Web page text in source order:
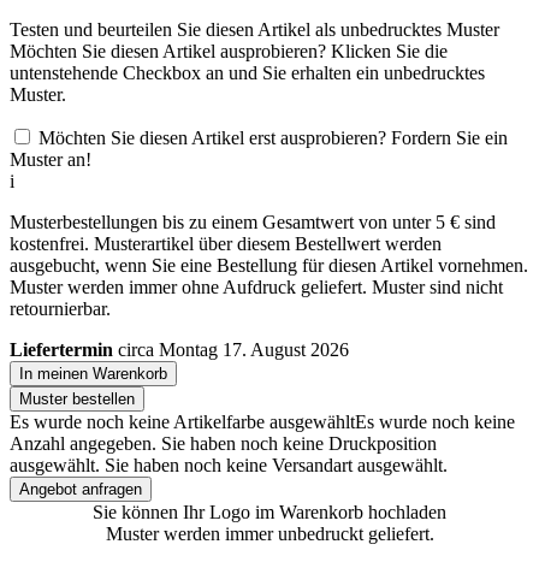
Testen und beurteilen Sie diesen Artikel als unbedrucktes Muster
Möchten Sie diesen Artikel ausprobieren? Klicken Sie die
untenstehende Checkbox an und Sie erhalten ein unbedrucktes
Muster.
Möchten Sie diesen Artikel erst ausprobieren? Fordern Sie ein
Muster an!
i
Musterbestellungen bis zu einem Gesamtwert von unter 5 € sind
kostenfrei. Musterartikel über diesem Bestellwert werden
ausgebucht, wenn Sie eine Bestellung für diesen Artikel vornehmen.
Muster werden immer ohne Aufdruck geliefert. Muster sind nicht
retournierbar.
Liefertermin circa Montag 17. August 2026
In meinen Warenkorb
Muster bestellen
Es wurde noch keine Artikelfarbe ausgewähltEs wurde noch keine
Anzahl angegeben. Sie haben noch keine Druckposition
ausgewählt. Sie haben noch keine Versandart ausgewählt.
Angebot anfragen
Sie können Ihr Logo im Warenkorb hochladen
Muster werden immer unbedruckt geliefert.